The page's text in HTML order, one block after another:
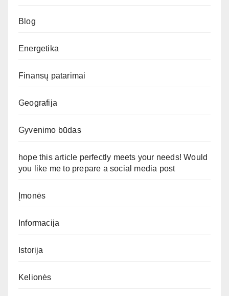
Blog
Energetika
Finansų patarimai
Geografija
Gyvenimo būdas
hope this article perfectly meets your needs! Would
you like me to prepare a social media post
Įmonės
Informacija
Istorija
Kelionės